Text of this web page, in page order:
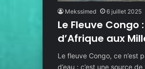
Mekssimed 6 juillet 2025
Le Fleuve Congo
d’Afrique aux
Le fleuve Congo, ce n’est
d’eau : c’est une source